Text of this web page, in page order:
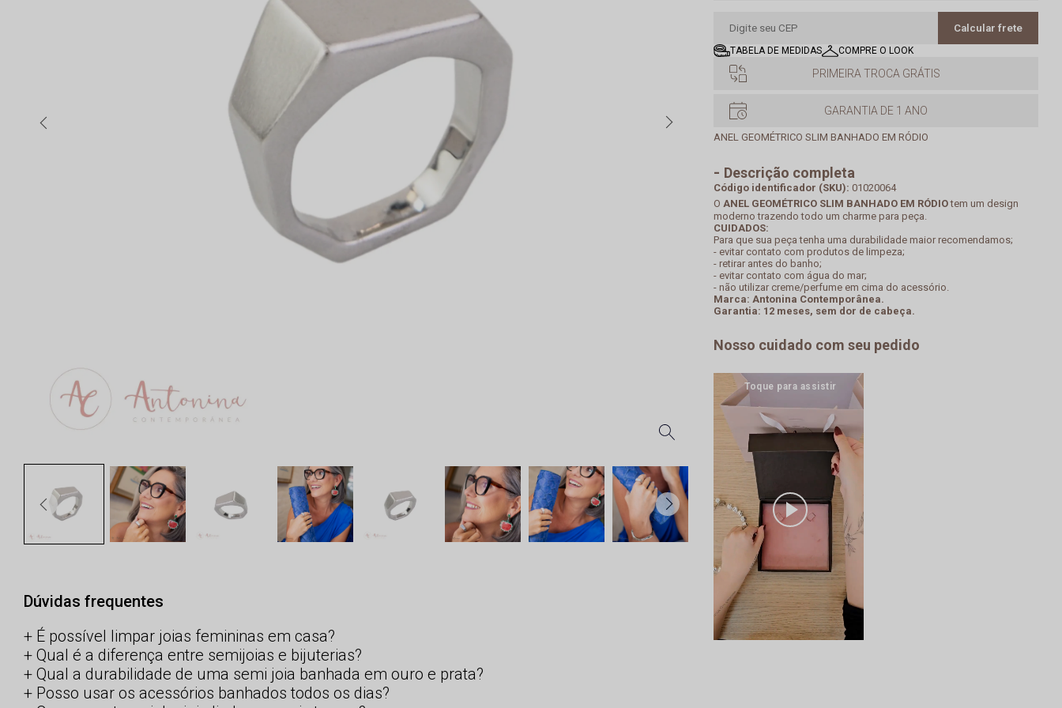
Dúvidas frequentes
É possível limpar joias femininas em casa?
Qual é a diferença entre semijoias e bijuterias?
Qual a durabilidade de uma semi joia banhada em ouro e prata?
Posso usar os acessórios banhados todos os dias?
Calcular frete
TABELA DE MEDIDAS COMPRE O LOOK
PRIMEIRA TROCA GRÁTIS
GARANTIA DE 1 ANO
ANEL GEOMÉTRICO SLIM BANHADO EM RÓDIO
Descrição completa
Código identificador (SKU): 01020064
OANEL GEOMÉTRICO SLIM BANHADO EM RÓDIOtem um design
moderno trazendo todo um charme para peça.
CUIDADOS:
Para que sua peça tenha uma durabilidade maior recomendamos;
- evitar contato com produtos de limpeza;
- retirar antes do banho;
- evitar contato com água do mar;
- não utilizar creme/perfume em cima do acessório.
Marca: Antonina Contemporânea.
Garantia: 12 meses, sem dor de cabeça.
Nosso cuidado com seu pedido